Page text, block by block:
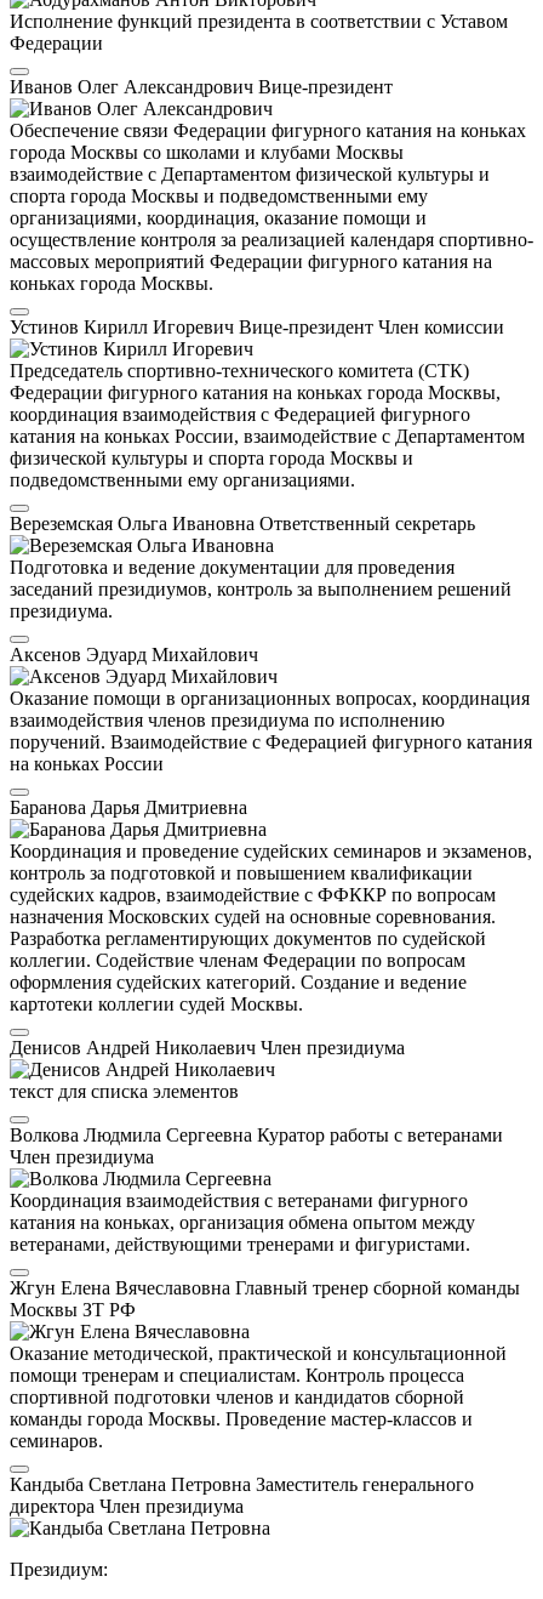
Исполнение функций президента в соответствии с Уставом
Федерации
Иванов Олег Александрович Вице-президент
Обеспечение связи Федерации фигурного катания на коньках
города Москвы со школами и клубами Москвы
взаимодействие с Департаментом физической культуры и
спорта города Москвы и подведомственными ему
организациями, координация, оказание помощи и
осуществление контроля за реализацией календаря спортивно-
массовых мероприятий Федерации фигурного катания на
коньках города Москвы.
Устинов Кирилл Игоревич Вице-президент Член комиссии
Председатель спортивно-технического комитета (СТК)
Федерации фигурного катания на коньках города Москвы,
координация взаимодействия с Федерацией фигурного
катания на коньках России, взаимодействие с Департаментом
физической культуры и спорта города Москвы и
подведомственными ему организациями.
Вереземская Ольга Ивановна Ответственный секретарь
Подготовка и ведение документации для проведения
заседаний президиумов, контроль за выполнением решений
президиума.
Аксенов Эдуард Михайлович
Оказание помощи в организационных вопросах, координация
взаимодействия членов президиума по исполнению
поручений. Взаимодействие с Федерацией фигурного катания
на коньках России
Баранова Дарья Дмитриевна
Координация и проведение судейских семинаров и экзаменов,
контроль за подготовкой и повышением квалификации
судейских кадров, взаимодействие с ФФККР по вопросам
назначения Московских судей на основные соревнования.
Разработка регламентирующих документов по судейской
коллегии. Содействие членам Федерации по вопросам
оформления судейских категорий. Создание и ведение
картотеки коллегии судей Москвы.
Денисов Андрей Николаевич Член президиума
текст для списка элементов
Волкова Людмила Сергеевна Куратор работы с ветеранами
Член президиума
Координация взаимодействия с ветеранами фигурного
катания на коньках, организация обмена опытом между
ветеранами, действующими тренерами и фигуристами.
Жгун Елена Вячеславовна Главный тренер сборной команды
Москвы ЗТ РФ
Оказание методической, практической и консультационной
помощи тренерам и специалистам. Контроль процесса
спортивной подготовки членов и кандидатов сборной
команды города Москвы. Проведение мастер-классов и
семинаров.
Кандыба Светлана Петровна Заместитель генерального
директора Член президиума
Президиум: